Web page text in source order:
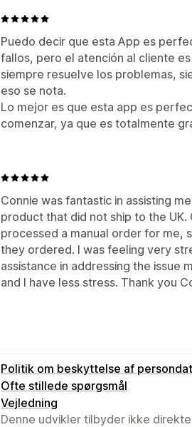
Puedo decir que esta App es
fallos, pero el atención al cliente
siempre resuelve los problemas,
eso se nota.
Lo mejor es que esta app es
comenzar, ya que es totalmente
Connie was fantastic in assisting
product that did not ship to the
processed a manual order for me,
they ordered. I was feeling very
assistance in addressing the issue
and I have less stress. Thank you
Politik om beskyttelse af
Ofte stillede spørgsmål
Vejledning
Denne udvikler tilbyder ikke